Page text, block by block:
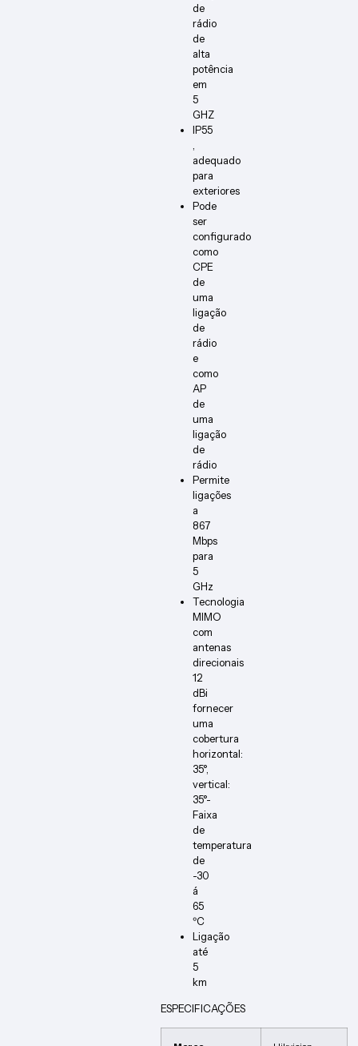
de
rádio
de
alta
potência
em
5
GHZ
IP55
adequado
para
exteriores
Pode
ser
configurado
como
CPE
de
uma
ligação
de
rádio
e
como
AP
de
uma
ligação
de
rádio
Permite
ligações
a
867
Mbps
para
5
GHz
Tecnologia
MIMO
com
antenas
direcionais
12
dBi
fornecer
uma
cobertura
horizontal:
35°,
vertical:
35°-
Faixa
de
temperatura
de
-30
á
65
ºC
Ligação
até
5
km
ESPECIFICAÇÕES